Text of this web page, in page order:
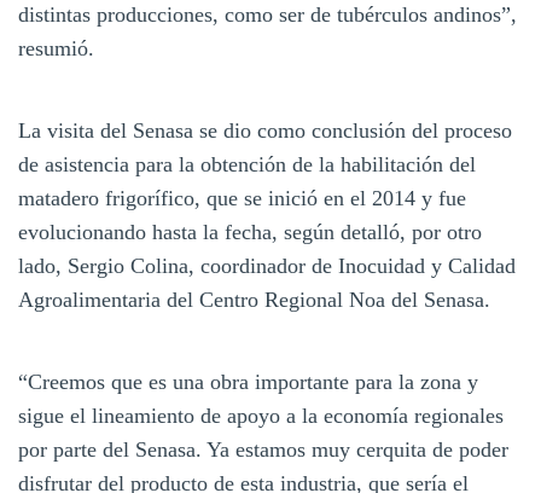
distintas producciones, como ser de tubérculos andinos”,
resumió.
La visita del Senasa se dio como conclusión del proceso
de asistencia para la obtención de la habilitación del
matadero frigorífico, que se inició en el 2014 y fue
evolucionando hasta la fecha, según detalló, por otro
lado, Sergio Colina, coordinador de Inocuidad y Calidad
Agroalimentaria del Centro Regional Noa del Senasa.
“Creemos que es una obra importante para la zona y
sigue el lineamiento de apoyo a la economía regionales
por parte del Senasa. Ya estamos muy cerquita de poder
disfrutar del producto de esta industria, que sería el